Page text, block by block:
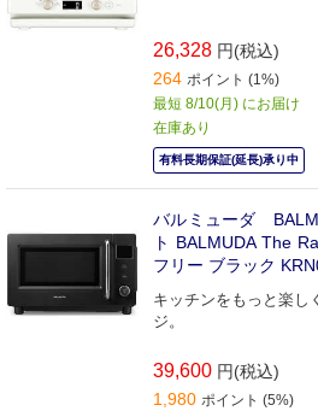
26,328 円(税込)
264 ポイント (1%)
最短 8/10(月) にお届け
在庫あり
有料長期保証(延長)承り中
バルミューダ
ト BALMUDA The
フリー ブラック
キッチンをもっと楽し
ジ。
39,600 円(税込)
1,980 ポイント (5%)